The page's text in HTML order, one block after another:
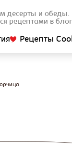
десерты и обеды.
рецептами в
Рецепты